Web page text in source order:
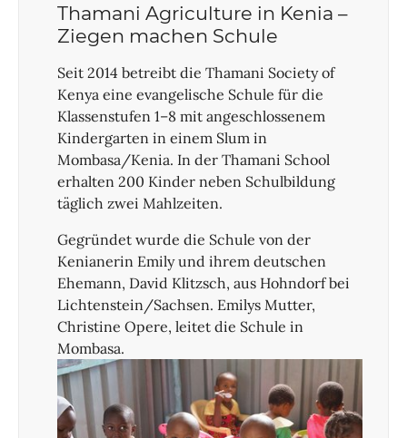
Thamani Agriculture in Kenia –
Ziegen machen Schule
Seit 2014 betreibt die Thamani Society of
Kenya eine evangelische Schule für die
Klassenstufen 1–8 mit angeschlossenem
Kindergarten in einem Slum in
Mombasa/Kenia. In der Thamani School
erhalten 200 Kinder neben Schulbildung
täglich zwei Mahlzeiten.
Gegründet wurde die Schule von der
Kenianerin Emily und ihrem deutschen
Ehemann, David Klitzsch, aus Hohndorf bei
Lichtenstein/Sachsen. Emilys Mutter,
Christine Opere, leitet die Schule in
Mombasa.